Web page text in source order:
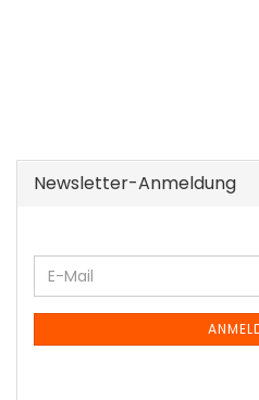
Newsletter-Anmeldung
WEITER
ZUR
NEWSLETTER-
E-
Mail